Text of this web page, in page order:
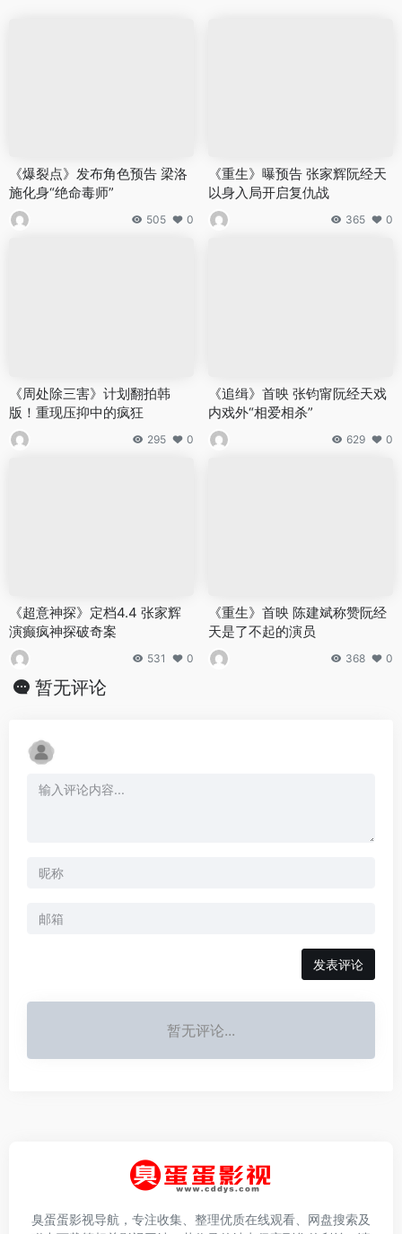
《爆裂点》发布角色预告 梁洛
施化身“绝命毒师”
505 0
《重生》曝预告 张家辉阮经天
以身入局开启复仇战
365 0
《周处除三害》计划翻拍韩
版！重现压抑中的疯狂
295 0
《追缉》首映 张钧甯阮经天戏
内戏外“相爱相杀”
629 0
《超意神探》定档4.4 张家辉
演癫疯神探破奇案
531 0
《重生》首映 陈建斌称赞阮经
天是了不起的演员
368 0
暂无评论
发表评论
暂无评论...
臭蛋蛋影视导航，专注收集、整理优质在线观看、网盘搜索及